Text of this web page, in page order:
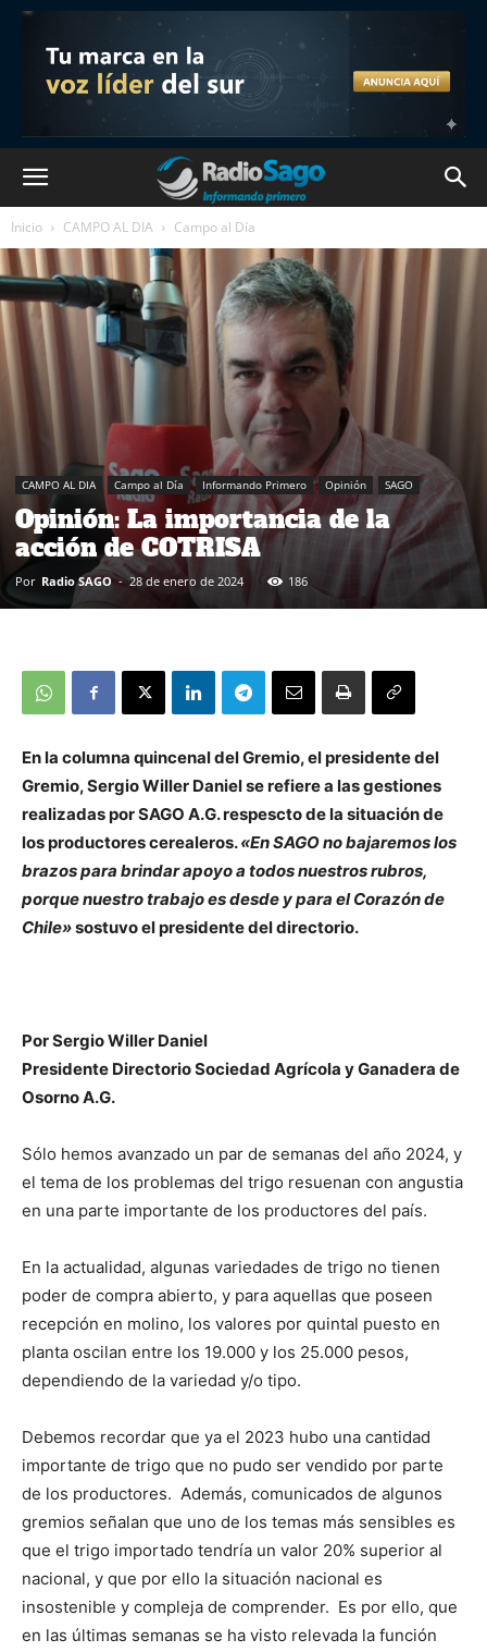
Inicio CAMPO AL DIA Campo al Día
CAMPO AL DIA Campo al Día Informando Primero Opinión SAGO
Opinión: La importancia de la
acción de COTRISA
Por Radio SAGO - 28 de enero de 2024 186
En la columna quincenal del Gremio, el presidente del
Gremio, Sergio Willer Daniel se refiere a las gestiones
realizadas por SAGO A.G. respescto de la situación de
los productores cerealeros.«En SAGO no bajaremos los
brazos para brindar apoyo a todos nuestros rubros,
porque nuestro trabajo es desde y para el Corazón de
Chile»sostuvo el presidente del directorio.
Por Sergio Willer Daniel
Presidente Directorio Sociedad Agrícola y Ganadera de
Osorno A.G.
Sólo hemos avanzado un par de semanas del año 2024, y
el tema de los problemas del trigo resuenan con angustia
en una parte importante de los productores del país.
En la actualidad, algunas variedades de trigo no tienen
poder de compra abierto, y para aquellas que poseen
recepción en molino, los valores por quintal puesto en
planta oscilan entre los 19.000 y los 25.000 pesos,
dependiendo de la variedad y/o tipo.
Debemos recordar que ya el 2023 hubo una cantidad
importante de trigo que no pudo ser vendido por parte
de los productores. Además, comunicados de algunos
gremios señalan que uno de los temas más sensibles es
que el trigo importado tendría un valor 20% superior al
nacional, y que por ello la situación nacional es
insostenible y compleja de comprender. Es por ello, que
en las últimas semanas se ha visto relevada la función